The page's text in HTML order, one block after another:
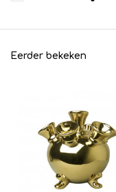
Eerder bekeken